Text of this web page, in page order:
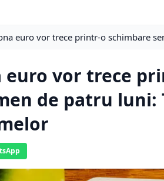
euro vor trece printr-o schimbare
euro vor trece
de patru